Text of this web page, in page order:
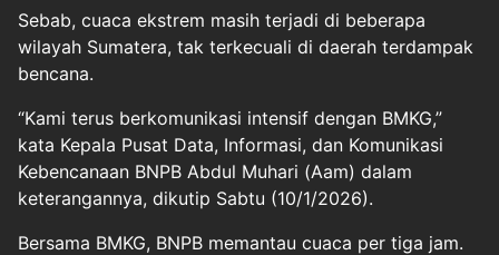
Sebab, cuaca ekstrem masih terjadi di beberapa
wilayah Sumatera, tak terkecuali di daerah terdampak
bencana.
“Kami terus berkomunikasi intensif dengan BMKG,”
kata Kepala Pusat Data, Informasi, dan Komunikasi
Kebencanaan BNPB Abdul Muhari (Aam) dalam
keterangannya, dikutip Sabtu (10/1/2026).
Bersama BMKG, BNPB memantau cuaca per tiga jam.